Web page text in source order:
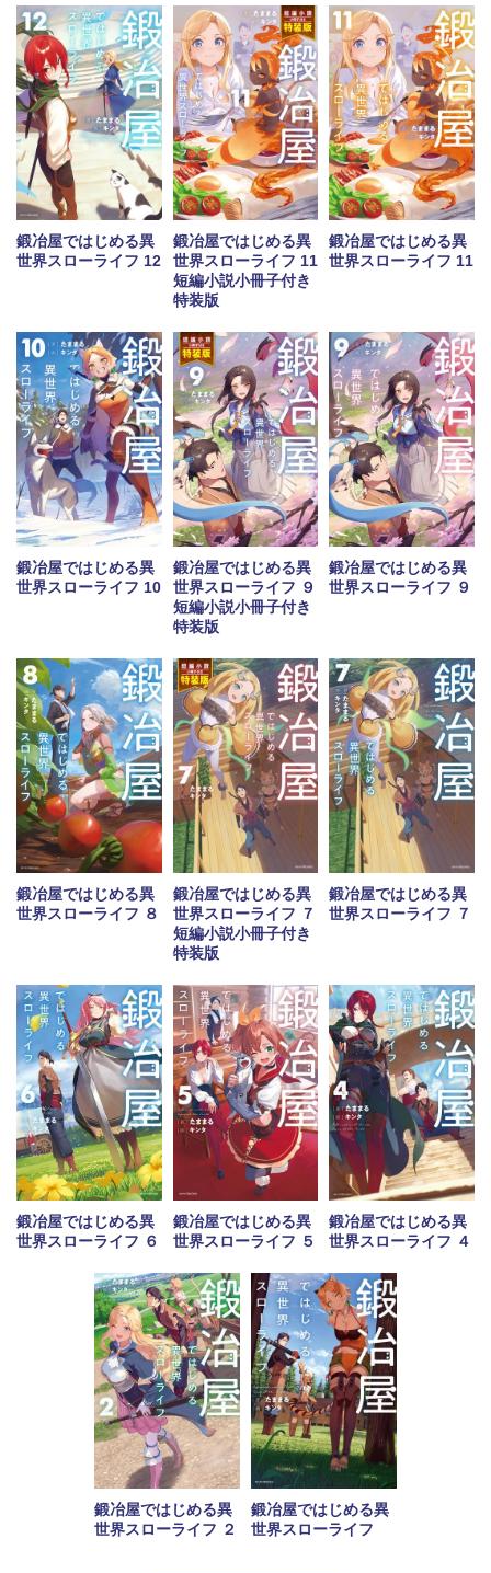
鍛冶屋ではじめる異
世界スローライフ 12
鍛冶屋ではじめる異
世界スローライフ 11
短編小説小冊子付き
特装版
鍛冶屋ではじめる異
世界スローライフ 11
鍛冶屋ではじめる異
世界スローライフ 10
鍛冶屋ではじめる異
世界スローライフ ９
短編小説小冊子付き
特装版
鍛冶屋ではじめる異
世界スローライフ ９
鍛冶屋ではじめる異
世界スローライフ ８
鍛冶屋ではじめる異
世界スローライフ ７
短編小説小冊子付き
特装版
鍛冶屋ではじめる異
世界スローライフ ７
鍛冶屋ではじめる異
世界スローライフ ６
鍛冶屋ではじめる異
世界スローライフ ５
鍛冶屋ではじめる異
世界スローライフ ４
鍛冶屋ではじめる異
世界スローライフ ２
鍛冶屋ではじめる異
世界スローライフ